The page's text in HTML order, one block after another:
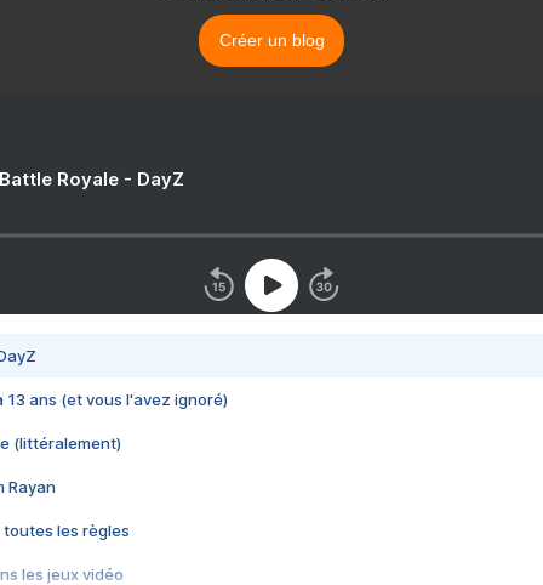
Créer un blog
Royale - DayZ
13 ans (et vous l'avez ignoré)
(littéralement)
Rayan
toutes les règles
les jeux vidéo